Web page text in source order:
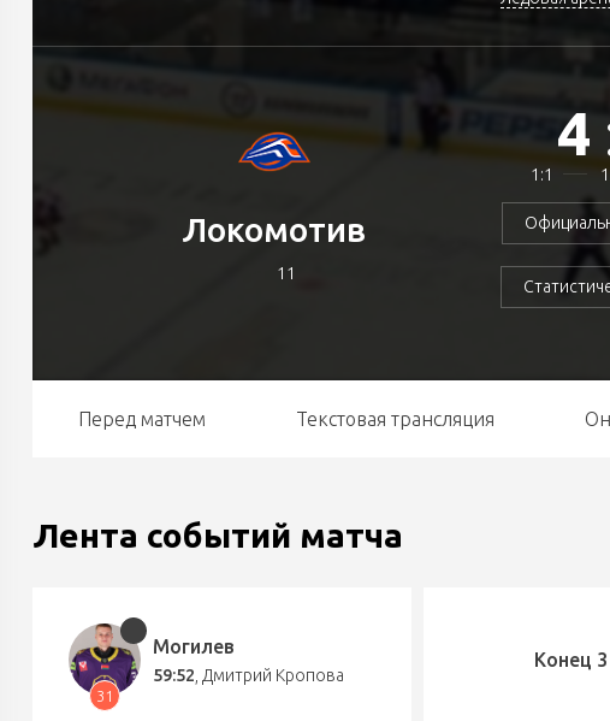
Локомотив
11
4
1:1
Перед матчем Текстовая трансляция
Лента событий матча
31
Могилев
59:52 Дмитрий Кропова
Конец